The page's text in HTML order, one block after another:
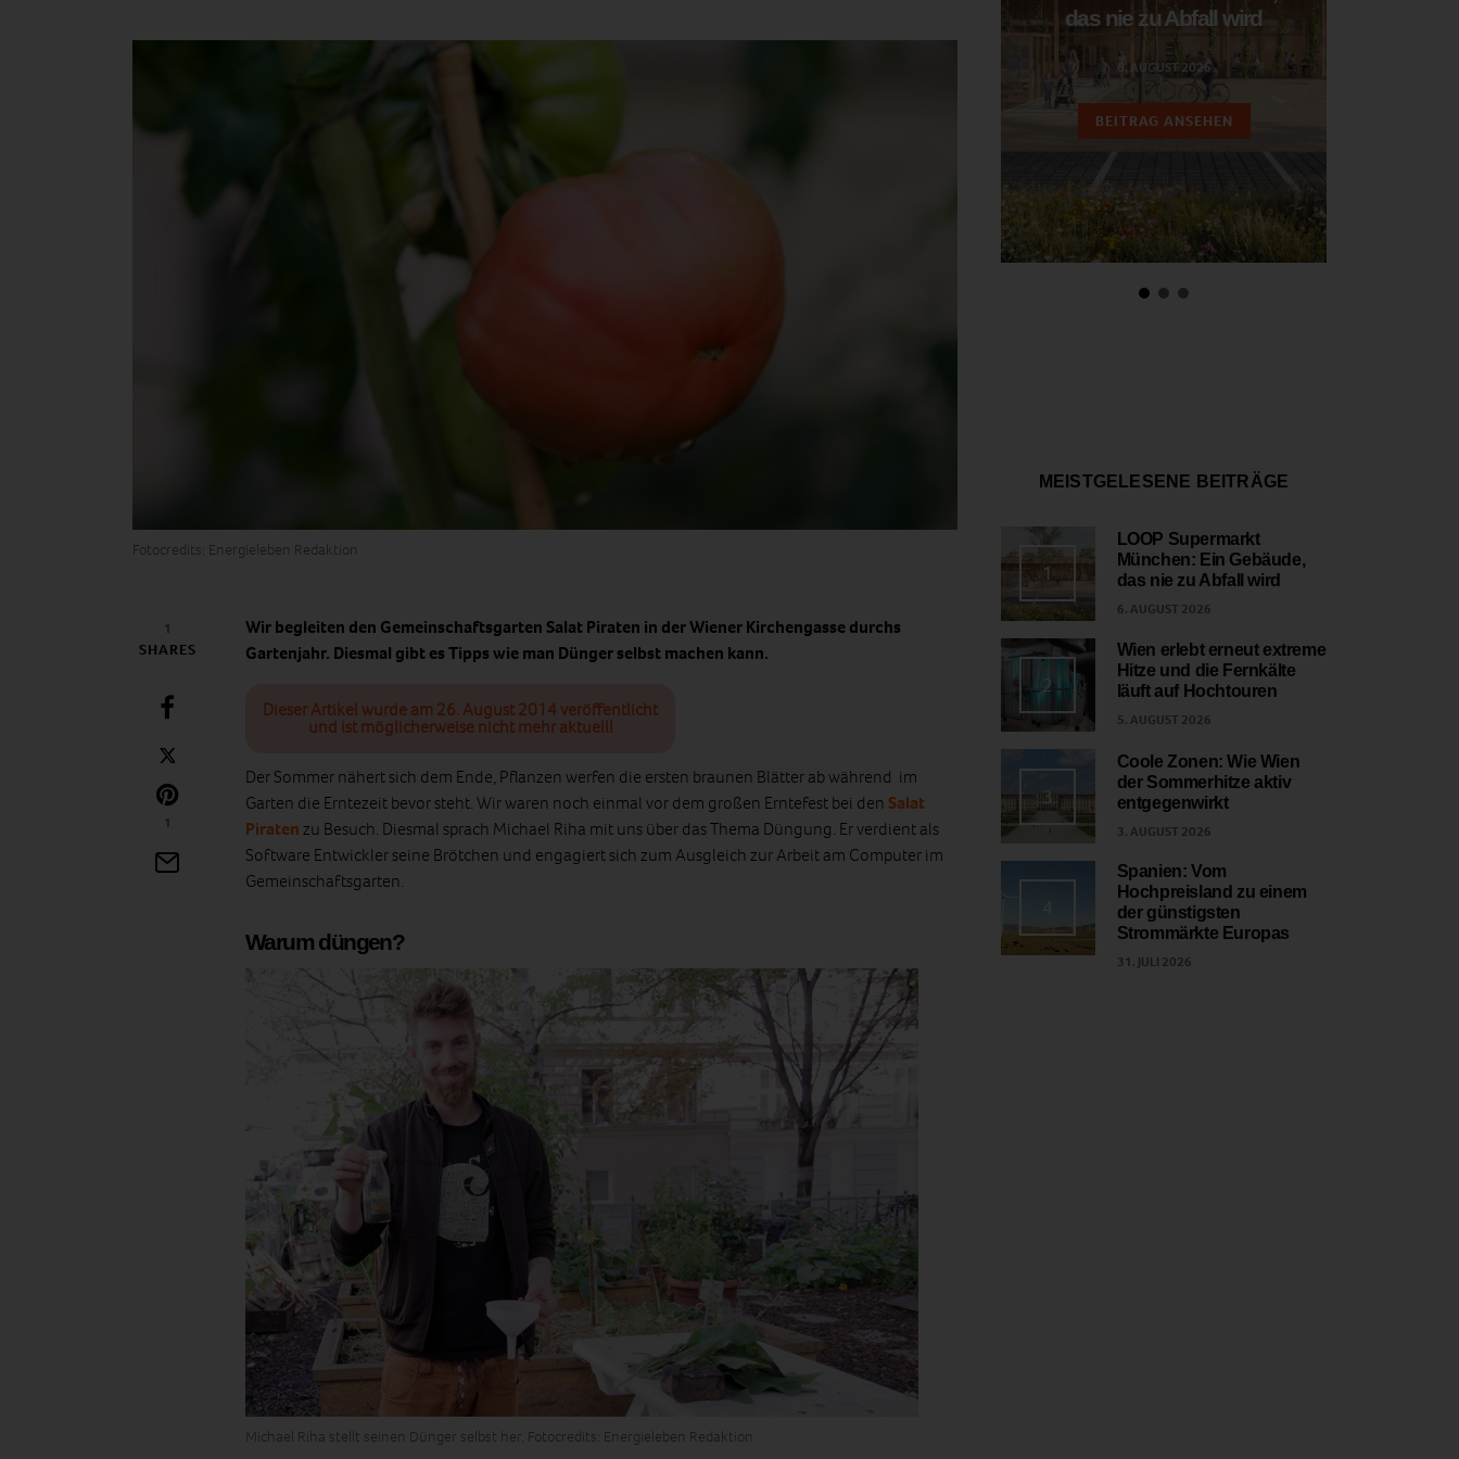
Fotocredits: Energieleben Redaktion
1
SHARES
1
Wir begleiten den Gemeinschaftsgarten Salat Piraten in der Wiener Kirchengasse durchs
Gartenjahr. Diesmal gibt es Tipps wie man Dünger selbst machen kann.
Dieser Artikel wurde am 26. August 2014 veröffentlicht
und ist möglicherweise nicht mehr aktuell!
Der Sommer nähert sich dem Ende, Pflanzen werfen die ersten braunen Blätter ab während im
Garten die Erntezeit bevor steht. Wir waren noch einmal vor dem großen Erntefest bei den Salat
Piratenzu Besuch. Diesmal sprach Michael Riha mit uns über das Thema Düngung. Er verdient als
Software Entwickler seine Brötchen und engagiert sich zum Ausgleich zur Arbeit am Computer im
Gemeinschaftsgarten.
Warum düngen?
Michael Riha stellt seinen Dünger selbst her. Fotocredits: Energieleben Redaktion
das nie zu Abfall wird
6. AUGUST 2026
BEITRAG ANSEHEN
MEISTGELESENE BEITRÄGE
1
LOOP Supermarkt
München: Ein Gebäude,
das nie zu Abfall wird
6. AUGUST 2026
2
Wien erlebt erneut extreme
Hitze und die Fernkälte
läuft auf Hochtouren
5. AUGUST 2026
3
Coole Zonen: Wie Wien
der Sommerhitze aktiv
entgegenwirkt
3. AUGUST 2026
4
Spanien: Vom
Hochpreisland zu einem
der günstigsten
Strommärkte Europas
31. JULI 2026